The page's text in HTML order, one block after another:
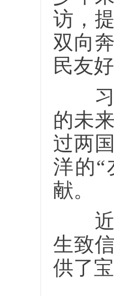
访，
双向
民友
习近
的未
过两
洋的
献。
近日
生致
供了